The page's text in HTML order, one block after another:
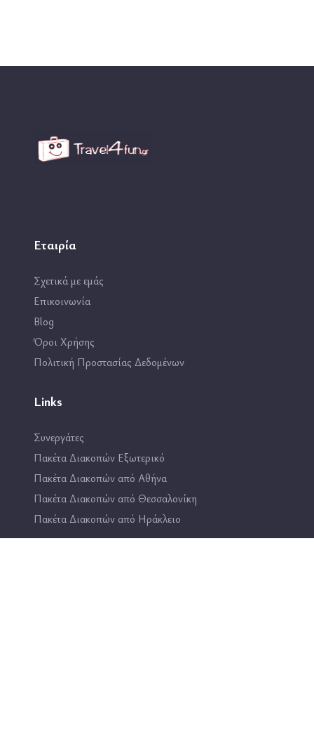
Εταιρία
Σχετικά με εμάς
Επικοινωνία
Blog
Όροι Χρήσης
Πολιτική Προστασίας Δεδομένων
Links
Συνεργάτες
Πακέτα Διακοπών Εξωτερικό
Πακέτα Διακοπών από Αθήνα
Πακέτα Διακοπών από Θεσσαλονίκη
Πακέτα Διακοπών από Ηράκλειο